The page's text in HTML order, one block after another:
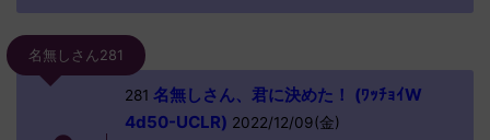
名無しさん281
281 名無しさん、君に決めた！ (ﾜｯﾁｮｲW
4d50-UCLR) 2022/12/09(金)